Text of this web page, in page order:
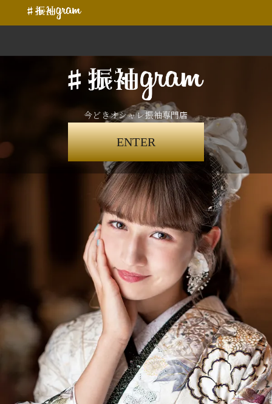
今どきオシャレ振袖専門店
ENTER